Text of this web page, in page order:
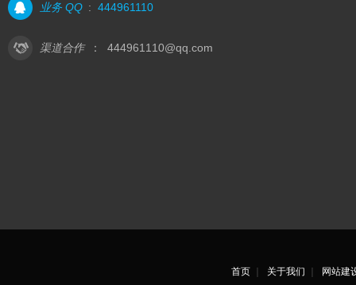
业务 QQ : 444961110
渠道合作 ： 444961110@qq.com
首页｜ 关于我们 网站建